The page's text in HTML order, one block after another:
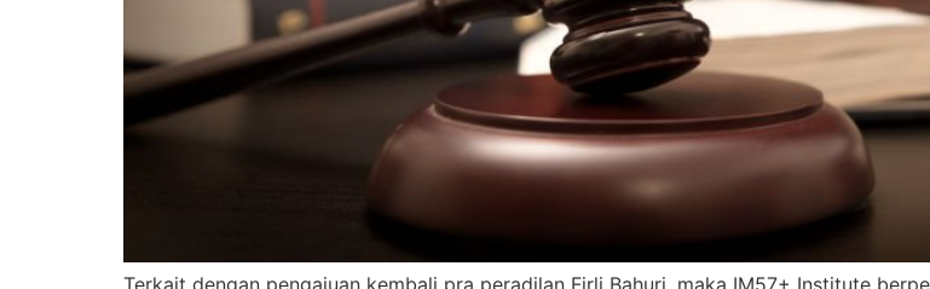
Terkait dengan pengajuan kembali pra peradilan Firli Bahuri, maka IM57+ Institute